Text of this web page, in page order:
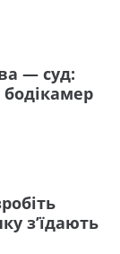
— суд:
з’їдають